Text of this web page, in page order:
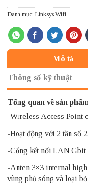
Danh mục: Linksys Wifi
Mô tả
Thông số kỹ thuật
Tổng quan về sản
-Wireless Access Point
-Hoạt động với 2 tần số
-Cổng kết nối LAN Gbit
-Anten 3×3 internal
vùng phủ sóng và loại